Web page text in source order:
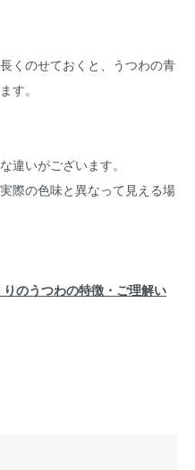
くのせておくと、うつわの青
す。
違いがございます。
際の色味と異なって見える場
りのうつわの特徴・ご理解い